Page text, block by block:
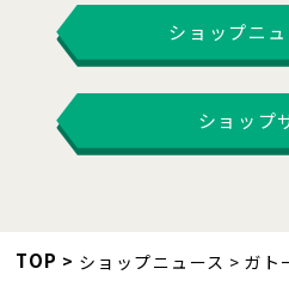
ショップニ
ショップ
TOP ショップニュース ガト